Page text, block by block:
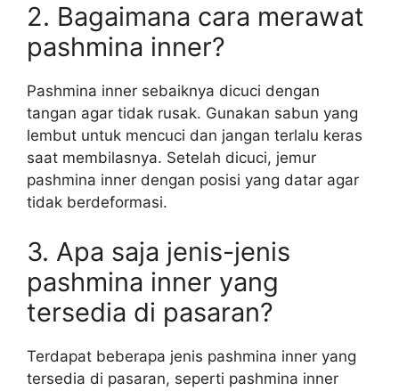
2. Bagaimana cara merawat
pashmina inner?
Pashmina inner sebaiknya dicuci dengan
tangan agar tidak rusak. Gunakan sabun yang
lembut untuk mencuci dan jangan terlalu keras
saat membilasnya. Setelah dicuci, jemur
pashmina inner dengan posisi yang datar agar
tidak berdeformasi.
3. Apa saja jenis-jenis
pashmina inner yang
tersedia di pasaran?
Terdapat beberapa jenis pashmina inner yang
tersedia di pasaran, seperti pashmina inner